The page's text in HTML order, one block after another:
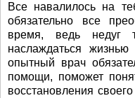
Все навалилось на
обязательно все
время, ведь недуг
наслаждаться
опытный врач
помощи, поможет
восстановления